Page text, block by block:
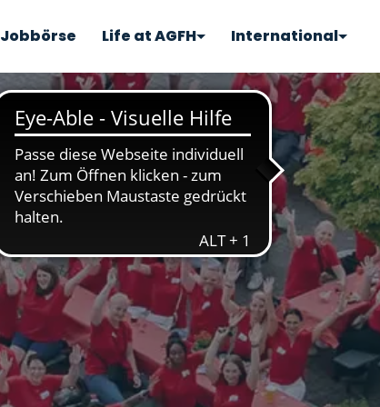
Jobbörse Life at AGFH International